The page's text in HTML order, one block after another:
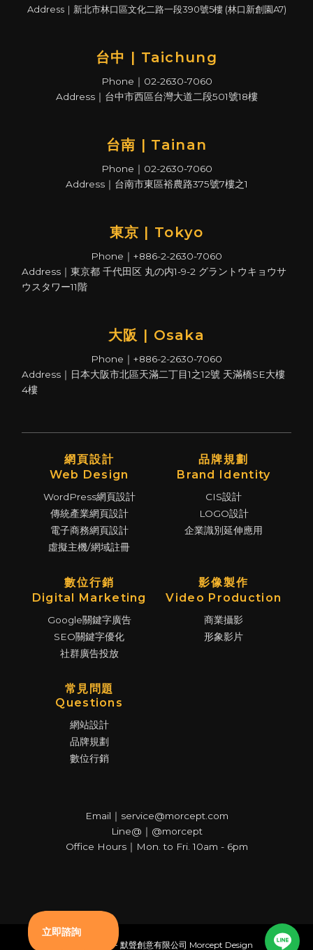
Address｜新北市林口區文化二路一段390號5樓 (林口新創園A7)
台中 | Taichung
Phone｜02-2630-7060
Address｜台中市西區台灣大道二段501號18樓
台南 | Tainan
Phone｜02-2630-7060
Address｜台南市東區裕農路375號7樓之1
東京 | Tokyo
Phone｜+886-2-2630-7060
Address｜東京都 千代田区 丸の内1-9-2 グラントウキョウサ
ウスタワー11階
大阪 | Osaka
Phone｜+886-2-2630-7060
Address｜日本大阪市北區天滿二丁目1之12號 天滿橋SE大樓
4樓
網頁設計
Web Design
WordPress網頁設計
傳統產業網頁設計
電子商務網頁設計
虛擬主機/網域註冊
品牌規劃
Brand Identity
CIS設計
LOGO設計
企業識別延伸應用
數位行銷
Digital Marketing
Google關鍵字廣告
SEO關鍵字優化
社群廣告投放
影像製作
Video Production
商業攝影
形象影片
常見問題
Questions
網站設計
品牌規劃
數位行銷
Email｜service@morcept.com
Line@｜@morcept
Office Hours｜Mon. to Fri. 10am - 6pm
© Copyright - 默聲創意有限公司 Morcept Design